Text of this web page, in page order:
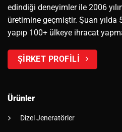
edindiği deneyimler ile 2006
üretimine geçmiştir. Şuan yılda
yapıp 100+ ülkeye ihracat
ŞİRKET PROFİLİ
Ürünler
Dizel Jeneratörler